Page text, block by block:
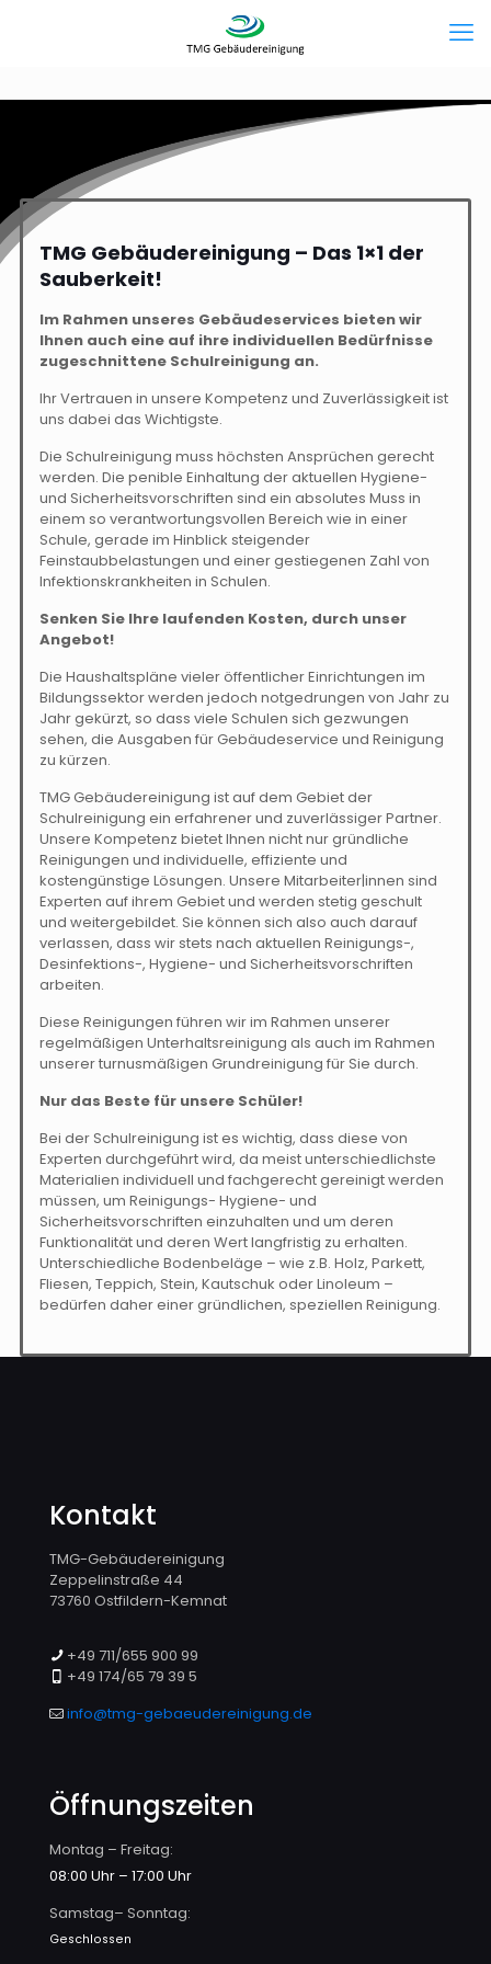
TMG Gebäudereinigung – Das 1×1 der
Sauberkeit!
Im Rahmen unseres Gebäudeservices bieten wir
Ihnen auch eine auf ihre individuellen Bedürfnisse
zugeschnittene Schulreinigung an.
Ihr Vertrauen in unsere Kompetenz und Zuverlässigkeit ist
uns dabei das Wichtigste.
Die Schulreinigung muss höchsten Ansprüchen gerecht
werden. Die penible Einhaltung der aktuellen Hygiene-
und Sicherheitsvorschriften sind ein absolutes Muss in
einem so verantwortungsvollen Bereich wie in einer
Schule, gerade im Hinblick steigender
Feinstaubbelastungen und einer gestiegenen Zahl von
Infektionskrankheiten in Schulen.
Senken Sie Ihre laufenden Kosten, durch unser
Angebot!
Die Haushaltspläne vieler öffentlicher Einrichtungen im
Bildungssektor werden jedoch notgedrungen von Jahr zu
Jahr gekürzt, so dass viele Schulen sich gezwungen
sehen, die Ausgaben für Gebäudeservice und Reinigung
zu kürzen.
TMG Gebäudereinigung ist auf dem Gebiet der
Schulreinigung ein erfahrener und zuverlässiger Partner.
Unsere Kompetenz bietet Ihnen nicht nur gründliche
Reinigungen und individuelle, effiziente und
kostengünstige Lösungen. Unsere Mitarbeiter|innen sind
Experten auf ihrem Gebiet und werden stetig geschult
und weitergebildet. Sie können sich also auch darauf
verlassen, dass wir stets nach aktuellen Reinigungs-,
Desinfektions-, Hygiene- und Sicherheitsvorschriften
arbeiten.
Diese Reinigungen führen wir im Rahmen unserer
regelmäßigen Unterhaltsreinigung als auch im Rahmen
unserer turnusmäßigen Grundreinigung für Sie durch.
Nur das Beste für unsere Schüler!
Bei der Schulreinigung ist es wichtig, dass diese von
Experten durchgeführt wird, da meist unterschiedlichste
Materialien individuell und fachgerecht gereinigt werden
müssen, um Reinigungs- Hygiene- und
Sicherheitsvorschriften einzuhalten und um deren
Funktionalität und deren Wert langfristig zu erhalten.
Unterschiedliche Bodenbeläge – wie z.B. Holz, Parkett,
Fliesen, Teppich, Stein, Kautschuk oder Linoleum –
bedürfen daher einer gründlichen, speziellen Reinigung.
Kontakt
TMG-Gebäudereinigung
Zeppelinstraße 44
73760 Ostfildern-Kemnat
+49 711/655 900 99
+49 174/65 79 39 5
info@tmg-gebaeudereinigung.de
Öffnungszeiten
Montag – Freitag:
08:00 Uhr – 17:00 Uhr
Samstag– Sonntag:
Geschlossen